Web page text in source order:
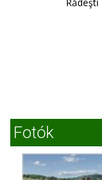
Fotók